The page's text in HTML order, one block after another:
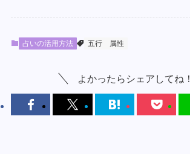
占いの活用方法 五行 属性
よかったらシェアしてね！